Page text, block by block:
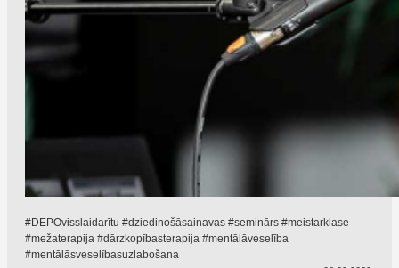
#DEPOvisslaidarītu #dziedinošāsainavas #seminārs #meistarklase
#mežaterapija #dārzkopībasterapija #mentālāveselība
#mentālāsveselībasuzlabošana